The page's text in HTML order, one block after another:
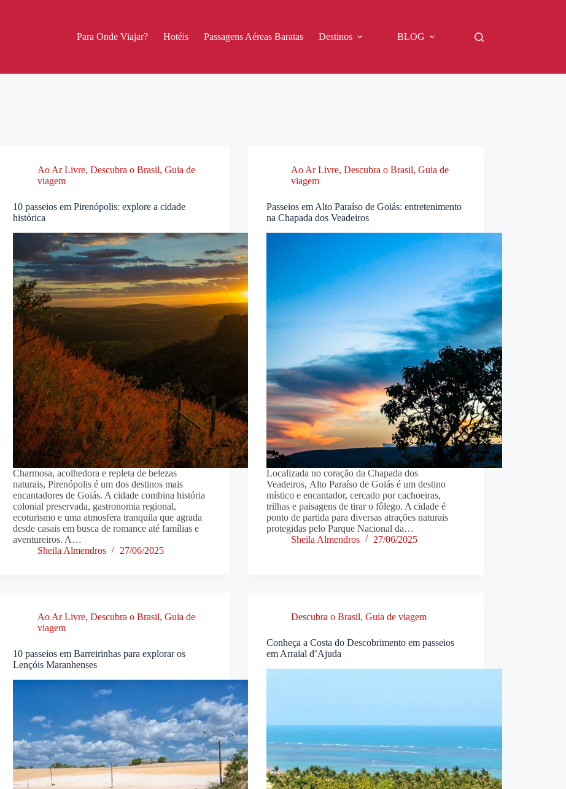
Para Onde Viajar? Hotéis Passagens Aéreas Baratas Destinos BLOG
Ao Ar Livre,Descubra o Brasil,Guia de
viagem
10 passeios em Pirenópolis: explore a cidade
histórica
Charmosa, acolhedora e repleta de belezas
naturais, Pirenópolis é um dos destinos mais
encantadores de Goiás. A cidade combina história
colonial preservada, gastronomia regional,
ecoturismo e uma atmosfera tranquila que agrada
desde casais em busca de romance até famílias e
aventureiros. A…
Sheila Almendros
27/06/2025
Ao Ar Livre,Descubra o Brasil,Guia de
viagem
Passeios em Alto Paraíso de Goiás: entretenimento
na Chapada dos Veadeiros
Localizada no coração da Chapada dos
Veadeiros, Alto Paraíso de Goiás é um destino
místico e encantador, cercado por cachoeiras,
trilhas e paisagens de tirar o fôlego. A cidade é
ponto de partida para diversas atrações naturais
protegidas pelo Parque Nacional da…
Sheila Almendros
27/06/2025
Ao Ar Livre,Descubra o Brasil,Guia de
viagem
10 passeios em Barreirinhas para explorar os
Lençóis Maranhenses
Descubra o Brasil,Guia de viagem
Conheça a Costa do Descobrimento em passeios
em Arraial d’Ajuda